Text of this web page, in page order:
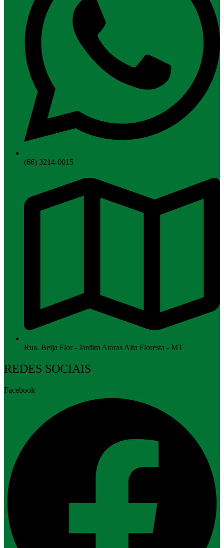
(66) 3214-0015
Rua. Beija Flor - Jardim Araras Alta Floresta - MT
REDES SOCIAIS
Facebook